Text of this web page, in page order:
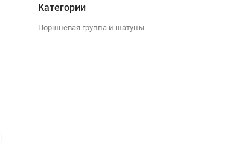
Категории
Поршневая группа и шатуны